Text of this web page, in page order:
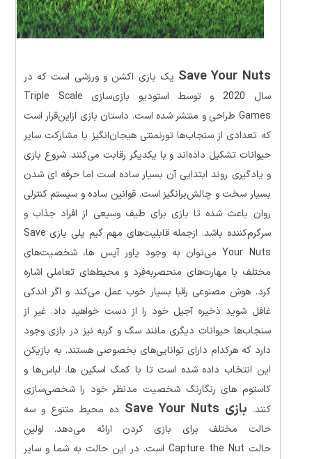
Save Your Nuts یک بازی اکشن و ورزشی است که در
سال 2020 و توسط استودیو بازی‌سازی Triple Scale
Games طراحی و منتشر شده است. داستان بازی ازاین‌قرار است
که تعدادی از سنجاب‌ها تورنمنتی هیجان‌انگیز با مشارکت سایر
حیوانات تشکیل داده‌اند و با یکدیگر رقابت می‌کنند. شروع بازی
و یادگیری روند ابتدایی آن بسیار ساده است اما حرفه ای شدن
بسیار سخت و چالش‌برانگیز است. قوانین ساده و سیستم کنترلی
روان باعث شده تا بازی برای طیف وسیعی از افراد جذاب و
سرگرم‌کننده باشد. ازجمله قابلیت‌های مهم گیم پلی بازی Save
Your Nuts می‌توان به وجود پاور آپس ها، شخصیت‌های
مختلف با مهارت‌های منحصربه‌فرد و محیط‌های تعاملی اشاره
کرد. هوش مصنوعی رقبا بسیار خوب عمل می‌کند و اگر اندکی
غافل شوید ذخیره آجیل خود را از دست خواهید داد. غیر از
سنجاب‌ها حیوانات دیگری مانند سگ و گربه نیز در بازی وجود
دارد که هرکدام دارای توانایی‌های بخصوصی هستند. به بازیکن
این انتخاب داده شده است تا با کمک اسکین ها، لباس‌ها و
کاستوم های رنگارنگ شخصیت مدنظر خود را شخصی‌سازی
کنند. بازی Save Your Nuts
ده محیط متنوع و سه
حالت مختلف برای بازی کردن ارائه می‌دهد. اولین
حالت Capture the Nut است. در این حالت به شما و سایر